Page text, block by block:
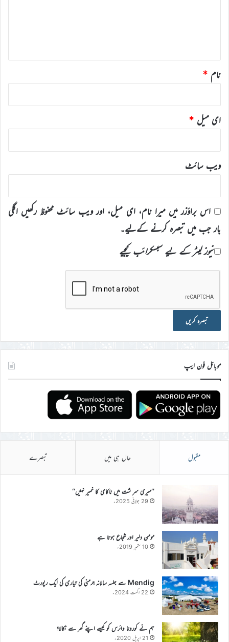
نام *
ای میل *
ویب‌ سائٹ
اس براؤزر میں میرا نام، ای میل، اور ویب سائٹ محفوظ رکھیں اگلی
بار جب میں تبصرہ کرنے کےلیے۔
نیوز لیٹر کے لیے سبسکرائب کیجیے
موبائل فون ایپ
مقبول حال ہی میں تبصرے
’’میری سر شت میں ناکامی کا خمیر نہیں‘‘
29 جولائی 2025ء
مومن دلیر اور شجاع ہوتا ہے
10 ستمبر 2019ء
Mendig سے جلسہ سالانہ جرمنی کی تیاری کی ایک رپورٹ
22 اگست 2024ء
ہم نے کورونا وائرس کو کیسے اپنے گھر سے نکالا؟
21 اپریل 2020ء